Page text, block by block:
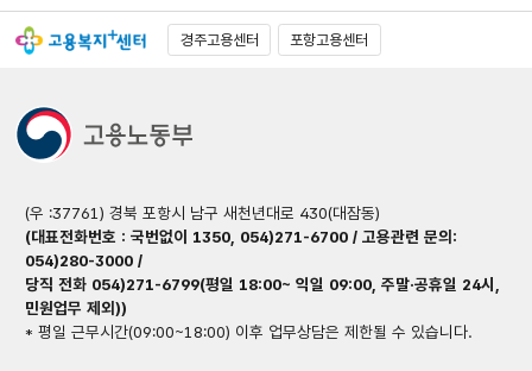
경주고용센터 포항고용센터
(우 :37761) 경북 포항시 남구 새천년대로 430(대잠동)
(대표전화번호 : 국번없이 1350, 054)271-6700 / 고용관련 문의:
054)280-3000 /
당직 전화 054)271-6799(평일 18:00~ 익일 09:00, 주말·공휴일 24시,
민원업무 제외))
* 평일 근무시간(09:00~18:00) 이후 업무상담은 제한될 수 있습니다.